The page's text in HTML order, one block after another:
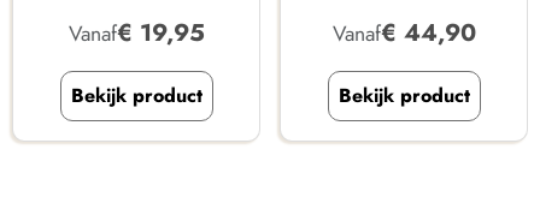
Vanaf€ 19,95
Bekijk product
Vanaf€ 44,90
Bekijk product